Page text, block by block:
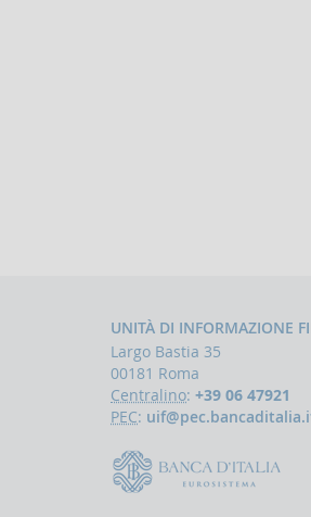
UNITÀ DI INFORMAZIONE
Largo Bastia 35
00181 Roma
Centralino: +39 06 47921
PEC: